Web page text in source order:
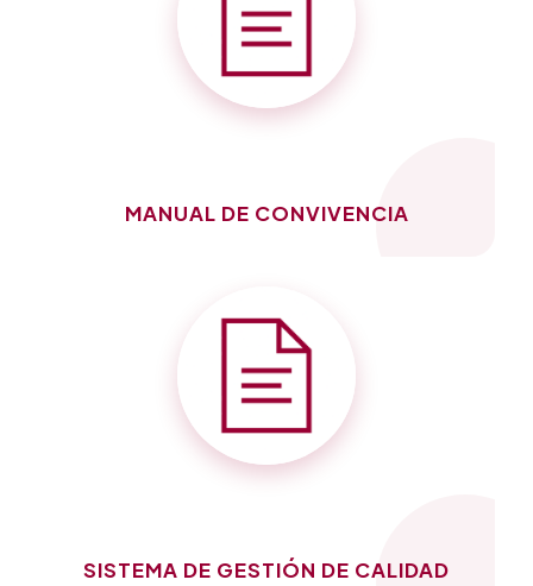
MANUAL DE CONVIVENCIA
SISTEMA DE GESTIÓN DE CALIDAD